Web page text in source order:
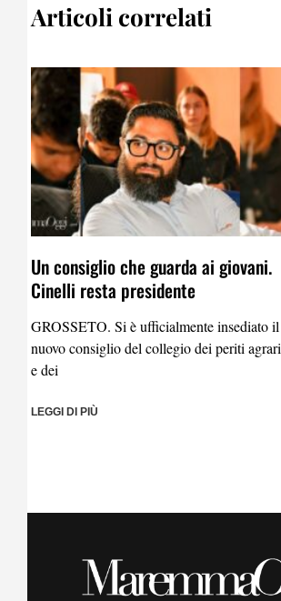
Articoli correlati
Un consiglio che guarda ai giovani.
Cinelli resta presidente
GROSSETO. Si è ufficialmente insediato il
nuovo consiglio del collegio dei periti agrari
e dei
LEGGI DI PIÙ